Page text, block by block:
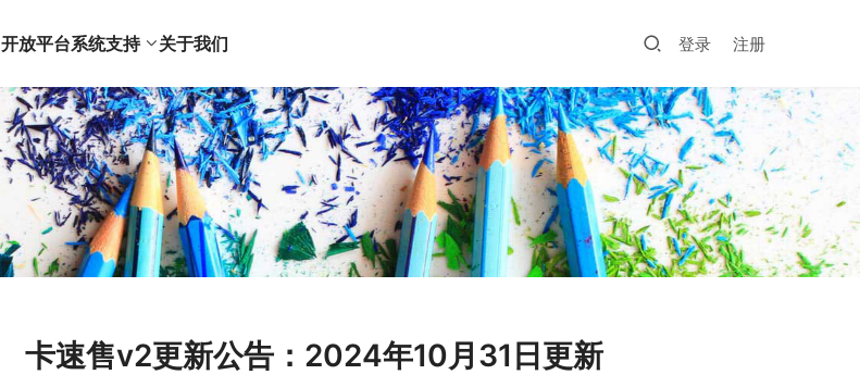
开放平台系统支持 关于我们 登录 注册
卡速售v2更新公告：2024年10月31日更新